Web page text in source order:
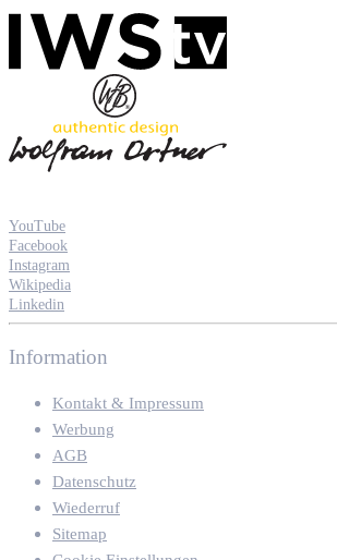
YouTube
Facebook
Instagram
Wikipedia
Linkedin
Information
Kontakt & Impressum
Werbung
AGB
Datenschutz
Wiederruf
Sitemap